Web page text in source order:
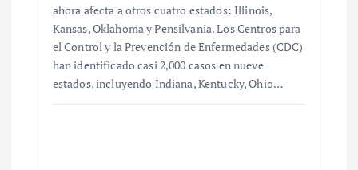
ahora afecta a otros cuatro estados: Illinois,
Kansas, Oklahoma y Pensilvania. Los Centros para
el Control y la Prevención de Enfermedades (CDC)
han identificado casi 2,000 casos en nueve
estados, incluyendo Indiana, Kentucky, Ohio…